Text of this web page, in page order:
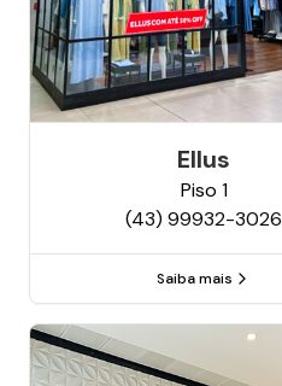
Ellus
Piso 1
(43) 99932-3026
Saiba mais